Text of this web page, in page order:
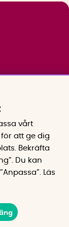
vårt
att ge dig
Bekräfta
Du kan
Läs